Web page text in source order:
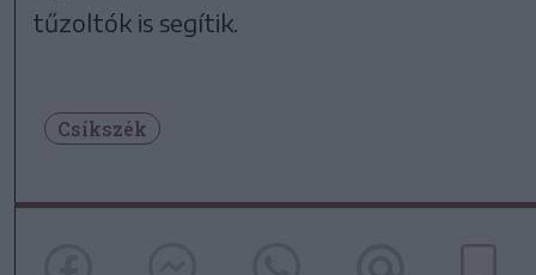
tűzoltók is segítik.
Csíkszék